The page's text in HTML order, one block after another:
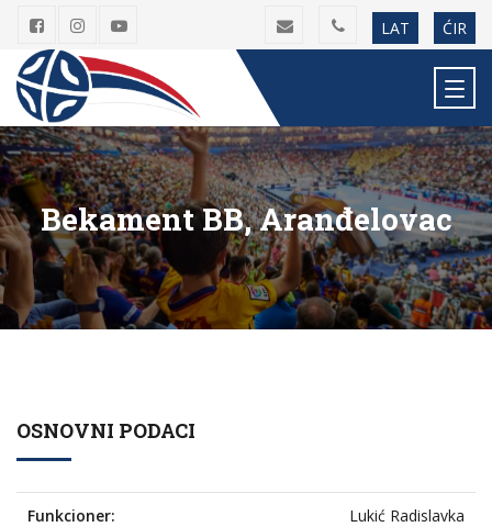
LAT ĆIR
Bekament BB, Aranđelovac
OSNOVNI PODACI
Funkcioner: Lukić Radislavka